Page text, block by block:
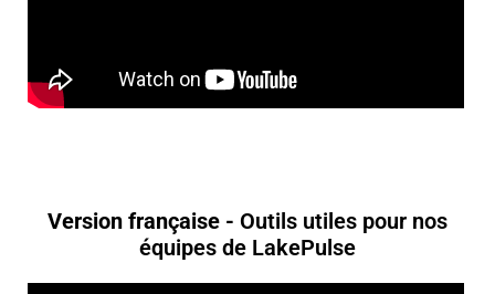
Version française - Outils utiles pour nos
équipes de LakePulse